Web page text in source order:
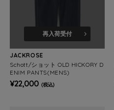
再入荷受付
JACKROSE
Schott/ショット OLD HICKORY D
ENIM PANTS(MENS)
¥22,000 (税込)